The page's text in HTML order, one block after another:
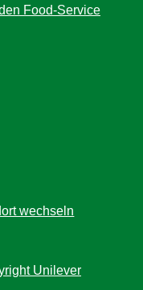
Food-Service
wechseln
Unilever